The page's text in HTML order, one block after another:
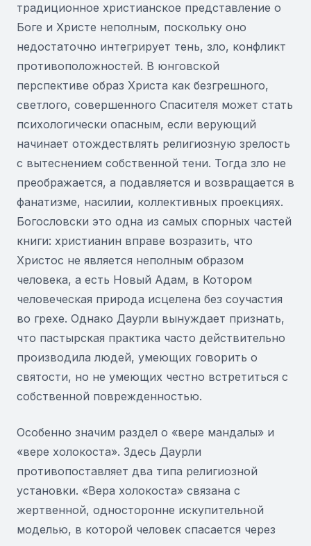
традиционное христианское представление о
Боге и Христе неполным, поскольку оно
недостаточно интегрирует тень, зло, конфликт
противоположностей. В юнговской
перспективе образ Христа как безгрешного,
светлого, совершенного Спасителя может стать
психологически опасным, если верующий
начинает отождествлять религиозную зрелость
с вытеснением собственной тени. Тогда зло не
преображается, а подавляется и возвращается в
фанатизме, насилии, коллективных проекциях.
Богословски это одна из самых спорных частей
книги: христианин вправе возразить, что
Христос не является неполным образом
человека, а есть Новый Адам, в Котором
человеческая природа исцелена без соучастия
во грехе. Однако Даурли вынуждает признать,
что пастырская практика часто действительно
производила людей, умеющих говорить о
святости, но не умеющих честно встретиться с
собственной поврежденностью.
Особенно значим раздел о «вере мандалы» и
«вере холокоста». Здесь Даурли
противопоставляет два типа религиозной
установки. «Вера холокоста» связана с
жертвенной, односторонне искупительной
моделью, в которой человек спасается через